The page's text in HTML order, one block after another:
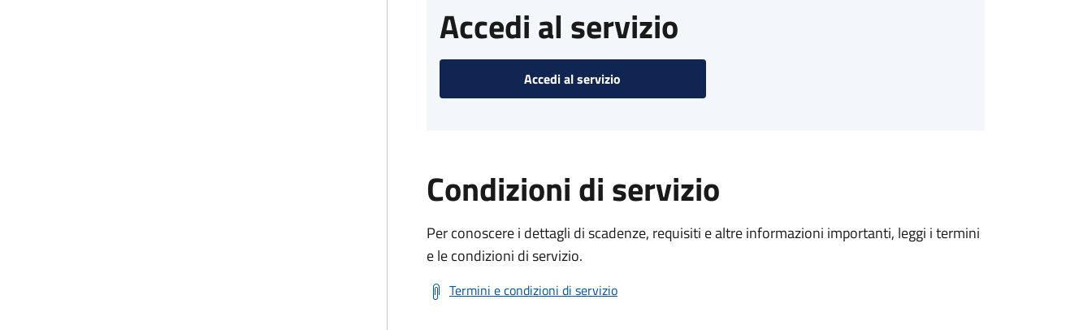
Accedi al servizio
Accedi al servizio
Condizioni di servizio
Per conoscere i dettagli di scadenze, requisiti e altre informazioni importanti, leggi i termini
e le condizioni di servizio.
Termini e condizioni di servizio